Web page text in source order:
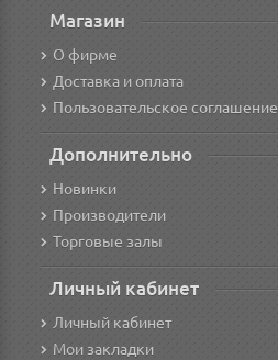
Магазин
О фирме
Доставка и оплата
Пользовательское соглашение
Дополнительно
Новинки
Производители
Торговые залы
Личный кабинет
Личный кабинет
Мои закладки